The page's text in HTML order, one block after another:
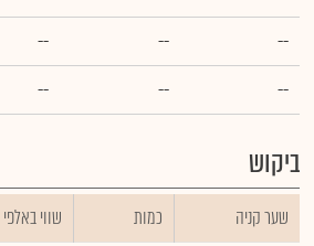
--
--
--
--
--
--
ביקוש
שער קניה כמות ₪ שווי באלפי